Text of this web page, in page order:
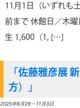
11月1日（いずれも
前まで 休館日／木
生 1,600（1, […]
「佐藤雅彦展
方）」
2025年6月29 – 11月3日